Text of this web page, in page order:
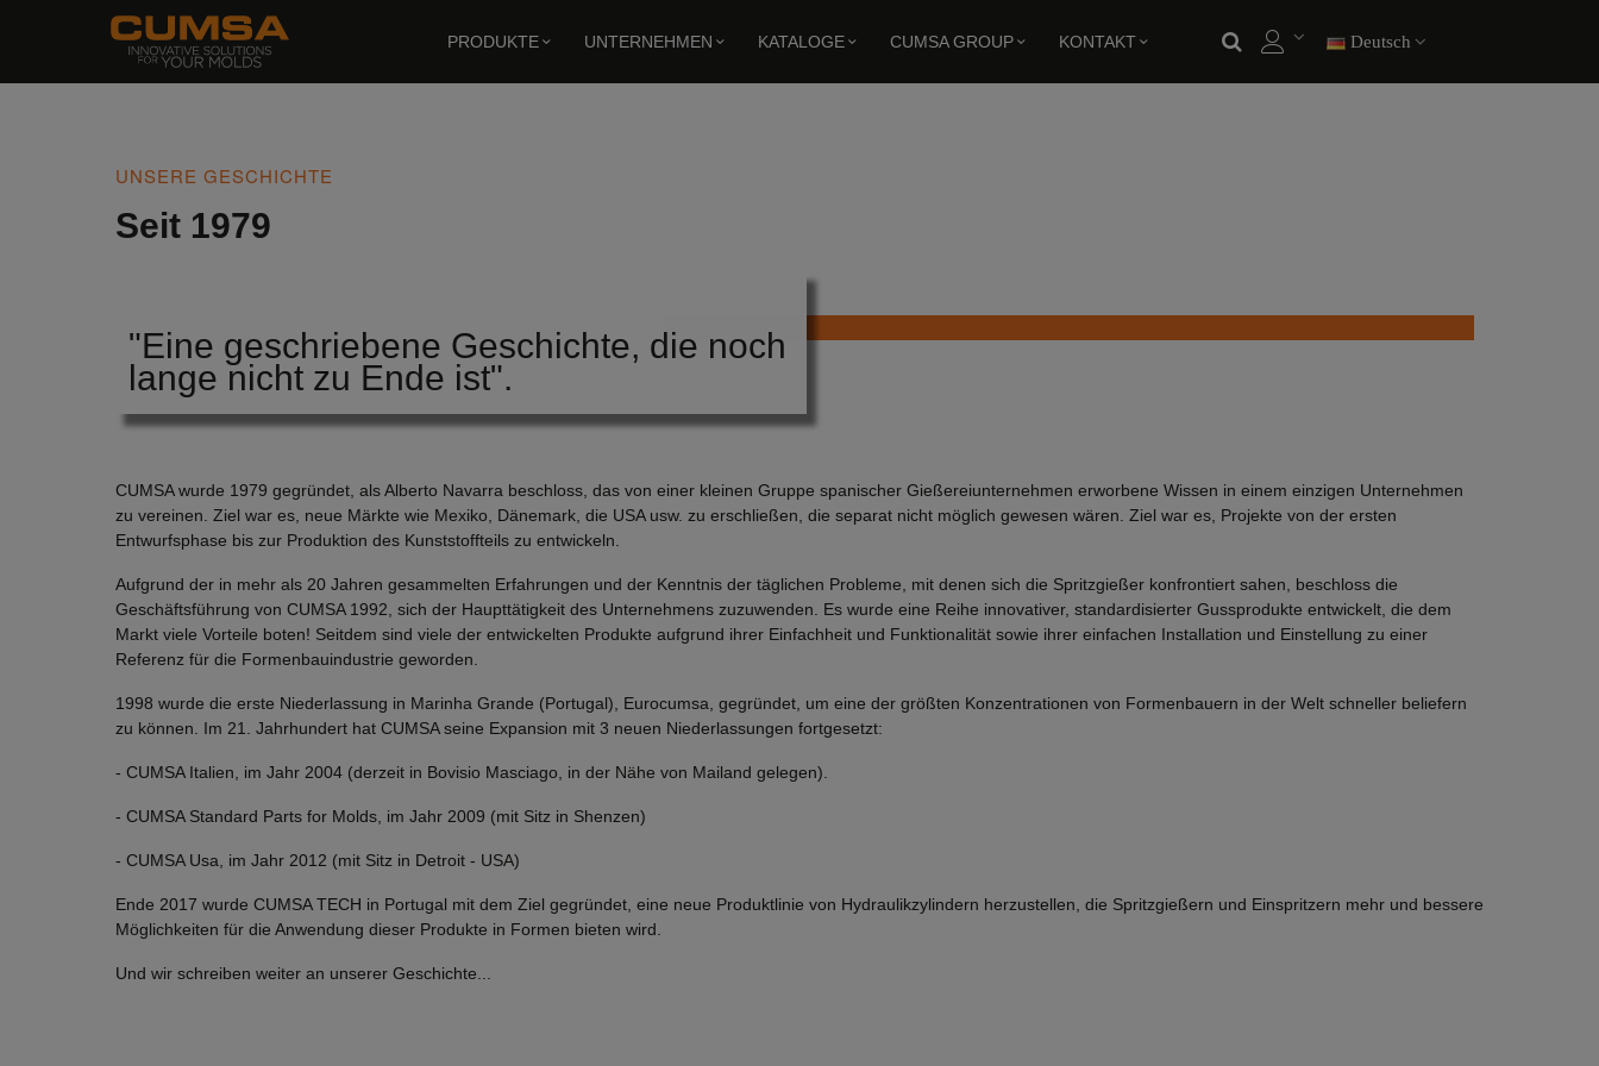
PRODUKTE UNTERNEHMEN KATALOGE CUMSA GROUP KONTAKT Deutsch
UNSERE GESCHICHTE
Seit 1979
"Eine geschriebene Geschichte, die noch
lange nicht zu Ende ist".
CUMSA wurde 1979 gegründet, als Alberto Navarra beschloss, das von einer kleinen Gruppe spanischer Gießereiunternehmen erworbene Wissen in einem einzigen Unternehmen
zu vereinen. Ziel war es, neue Märkte wie Mexiko, Dänemark, die USA usw. zu erschließen, die separat nicht möglich gewesen wären. Ziel war es, Projekte von der ersten
Entwurfsphase bis zur Produktion des Kunststoffteils zu entwickeln.
Aufgrund der in mehr als 20 Jahren gesammelten Erfahrungen und der Kenntnis der täglichen Probleme, mit denen sich die Spritzgießer konfrontiert sahen, beschloss die
Geschäftsführung von CUMSA 1992, sich der Haupttätigkeit des Unternehmens zuzuwenden. Es wurde eine Reihe innovativer, standardisierter Gussprodukte entwickelt, die dem
Markt viele Vorteile boten! Seitdem sind viele der entwickelten Produkte aufgrund ihrer Einfachheit und Funktionalität sowie ihrer einfachen Installation und Einstellung zu einer
Referenz für die Formenbauindustrie geworden.
1998 wurde die erste Niederlassung in Marinha Grande (Portugal), Eurocumsa, gegründet, um eine der größten Konzentrationen von Formenbauern in der Welt schneller beliefern
zu können. Im 21. Jahrhundert hat CUMSA seine Expansion mit 3 neuen Niederlassungen fortgesetzt:
- CUMSA Italien, im Jahr 2004 (derzeit in Bovisio Masciago, in der Nähe von Mailand gelegen).
- CUMSA Standard Parts for Molds, im Jahr 2009 (mit Sitz in Shenzen)
- CUMSA Usa, im Jahr 2012 (mit Sitz in Detroit - USA)
Ende 2017 wurde CUMSA TECH in Portugal mit dem Ziel gegründet, eine neue Produktlinie von Hydraulikzylindern herzustellen, die Spritzgießern und Einspritzern mehr und bessere
Möglichkeiten für die Anwendung dieser Produkte in Formen bieten wird.
Und wir schreiben weiter an unserer Geschichte...